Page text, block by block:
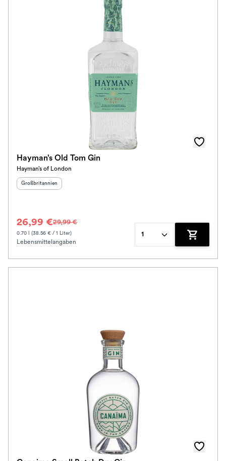
Hayman’s Old Tom Gin
Hayman’s of London
Herkunftsland:
Großbritannien
26,99 €29,99 €
0.70 l (38.56 € / 1 Liter)
Lebensmittelangaben
1
Zum